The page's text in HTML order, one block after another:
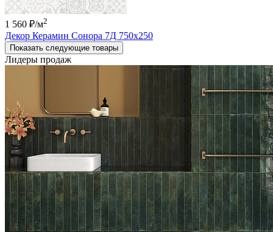
1 560 ₽/м2
Декор Керамин Сонора 7Д 750х250
Показать следующие товары
Лидеры продаж